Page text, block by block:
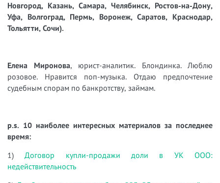
Новгород, Казань, Самара, Челябинск, Ростов-на-Дону,
Уфа, Волгоград, Пермь, Воронеж, Саратов, Краснодар,
Тольятти, Сочи).
Елена Миронова, юрист-аналитик. Блондинка. Люблю
розовое. Нравится поп-музыка. Отдаю предпочтение
судебным спорам по банкротству, займам.
p.s. 10 наиболее интересных материалов за последнее
время:
1)Договор купли-продажи доли в УК ООО:
недействительность